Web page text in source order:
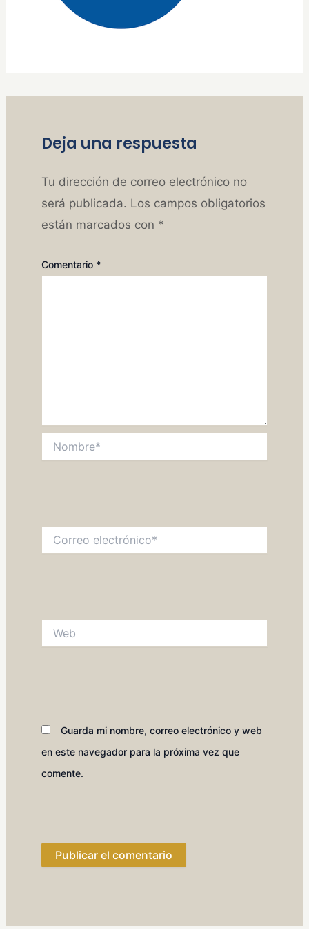
Deja una respuesta
Tu dirección de correo electrónico no
será publicada. Los campos obligatorios
están marcados con *
Comentario *
electrónico*
Guarda mi nombre, correo electrónico y web
en este navegador para la próxima vez que
comente.